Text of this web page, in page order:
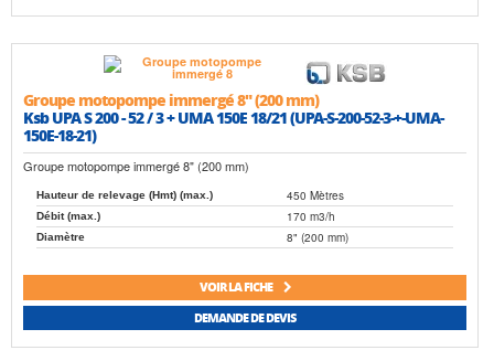
Groupe motopompe immergé 8" (200 mm)
Ksb UPA S 200 - 52 / 3 + UMA 150E 18/21 (UPA-S-200-52-3-+-UMA-
150E-18-21)
Groupe motopompe immergé 8" (200 mm)
Hauteur de relevage (Hmt) (max.) 450 Mètres
Débit (max.) 170 m3/h
Diamètre 8" (200 mm)
VOIR LA FICHE
DEMANDE DE DEVIS